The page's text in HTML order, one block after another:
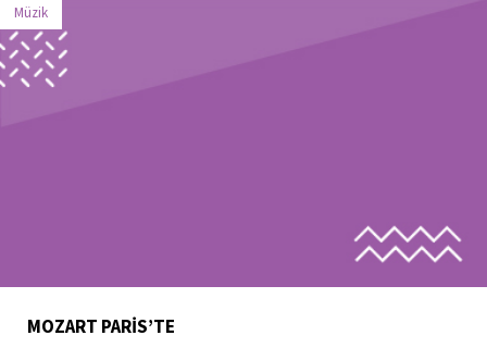
Müzik
MOZART PARİS’TE